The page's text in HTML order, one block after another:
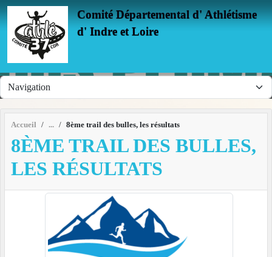
Comité Départemental d' Athlétisme
d' Indre et Loire
Accueil 8ème trail des bulles, les résultats
8ÈME TRAIL DES BULLES,
LES RÉSULTATS
Panneau de gestion des cookies